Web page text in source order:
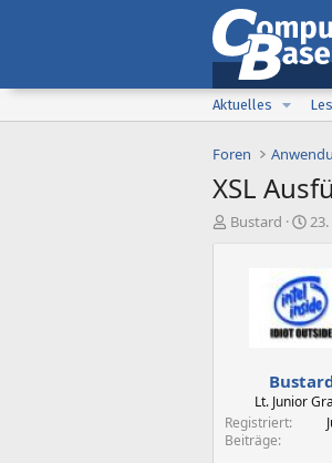
Aktuelles
Foren
XSL
E
Bustard
E
t
e
l
l
a
m
Lt. Junior
Registriert
Beiträge